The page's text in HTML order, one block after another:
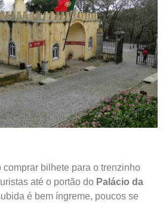
bilhete para o trenzinho
até o portão do Palácio da
é bem íngreme, poucos se